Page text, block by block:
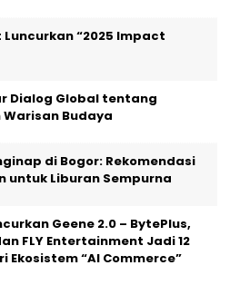
Luncurkan “2025 Impact
Dialog Global tentang
Budaya
di Bogor: Rekomendasi
untuk Liburan Sempurna
Geene 2.0 – BytePlus,
FLY Entertainment Jadi 12
Ekosistem “AI Commerce”